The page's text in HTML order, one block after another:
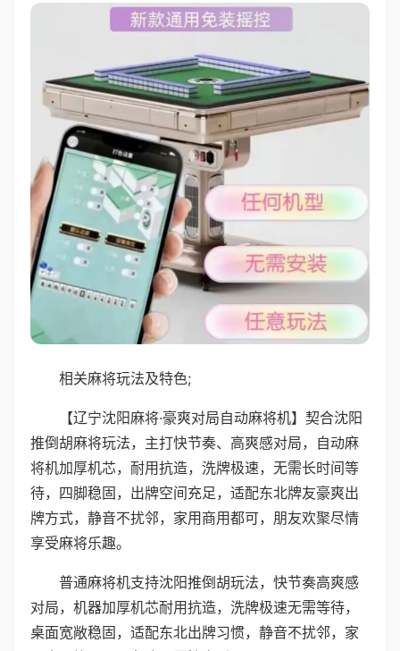
相关麻将玩法及特色;
【辽宁沈阳麻将·豪爽对局自动麻将机】契合沈阳
推倒胡麻将玩法，主打快节奏、高爽感对局，自动麻
将机加厚机芯，耐用抗造，洗牌极速，无需长时间等
待，四脚稳固，出牌空间充足，适配东北牌友豪爽出
牌方式，静音不扰邻，家用商用都可，朋友欢聚尽情
享受麻将乐趣。
普通麻将机支持沈阳推倒胡玩法，快节奏高爽感
对局，机器加厚机芯耐用抗造，洗牌极速无需等待，
桌面宽敞稳固，适配东北出牌习惯，静音不扰邻，家